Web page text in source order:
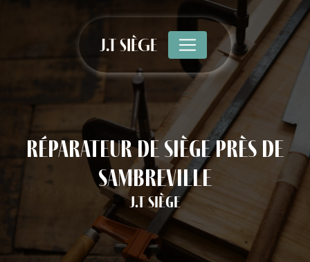
J.T SIÈGE
réparateur de siège près de
Sambreville
J.T Siège